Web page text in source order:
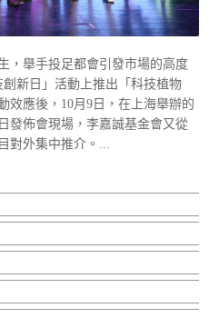
，舉手投足都會引發市場的高度
創新日」活動上推出「科技植物
效應後，10月9日，在上海舉辦的
發佈會現場，李嘉誠基金會又從
對外集中推介。...